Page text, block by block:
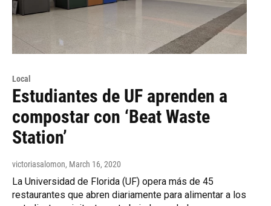
Local
Estudiantes de UF aprenden a
compostar con ‘Beat Waste
Station’
victoriasalomon, March 16, 2020
La Universidad de Florida (UF) opera más de 45
restaurantes que abren diariamente para alimentar a los